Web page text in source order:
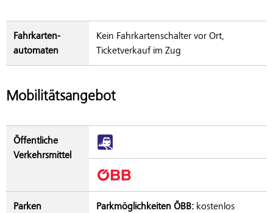
Fahrkarten­
automaten
Kein Fahrkartenschalter vor Ort,
Ticketverkauf im Zug
Mobilitätsangebot
Öffentliche
Verkehrsmittel
Parken Parkmöglichkeiten ÖBB: kostenlos